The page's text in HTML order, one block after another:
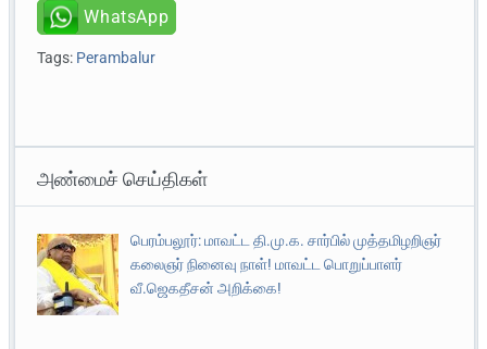
WhatsApp
Tags: Perambalur
அண்மைச் செய்திகள்
பெரம்பலூர்: மாவட்ட தி.மு.க. சார்பில் முத்தமிழறிஞர்
கலைஞர் நினைவு நாள்! மாவட்ட பொறுப்பாளர்
வீ.ஜெகதீசன் அறிக்கை!